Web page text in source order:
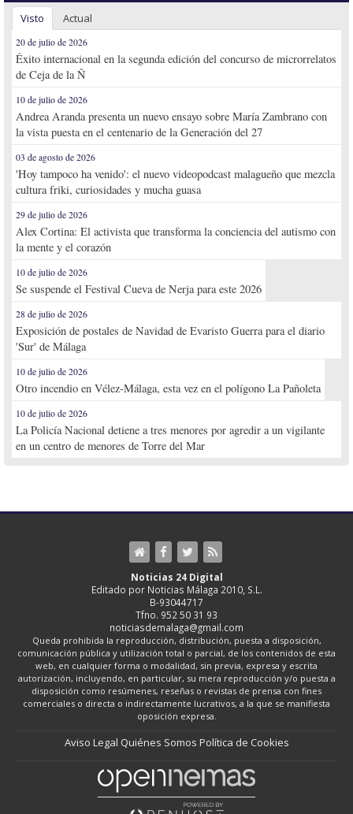
Visto Actual
20 de julio de 2026
Éxito internacional en la segunda edición del concurso de microrrelatos
de Ceja de la Ñ
10 de julio de 2026
Andrea Aranda presenta un nuevo ensayo sobre María Zambrano con
la vista puesta en el centenario de la Generación del 27
03 de agosto de 2026
'Hoy tampoco ha venido': el nuevo videopodcast malagueño que mezcla
cultura friki, curiosidades y mucha guasa
29 de julio de 2026
Alex Cortina: El activista que transforma la conciencia del autismo con
la mente y el corazón
10 de julio de 2026
Se suspende el Festival Cueva de Nerja para este 2026
28 de julio de 2026
Exposición de postales de Navidad de Evaristo Guerra para el diario
'Sur' de Málaga
10 de julio de 2026
Otro incendio en Vélez-Málaga, esta vez en el polígono La Pañoleta
10 de julio de 2026
La Policía Nacional detiene a tres menores por agredir a un vigilante
en un centro de menores de Torre del Mar
Noticias 24 Digital
Editado por Noticias Málaga 2010, S.L.
B-93044717
Tfno. 952 50 31 93
noticiasdemalaga@gmail.com
Queda prohibida la reproducción, distribución, puesta a disposición,
comunicación pública y utilización total o parcial, de los contenidos de esta
web, en cualquier forma o modalidad, sin previa, expresa y escrita
autorización, incluyendo, en particular, su mera reproducción y/o puesta a
disposición como resúmenes, reseñas o revistas de prensa con fines
comerciales o directa o indirectamente lucrativos, a la que se manifiesta
oposición expresa.
Aviso Legal Quiénes Somos Política de Cookies